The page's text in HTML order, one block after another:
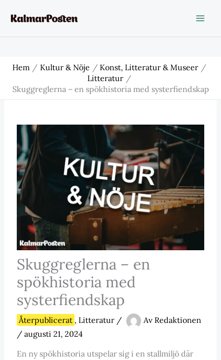
Hem Kultur & Nöje
Konst, Litteratur & Museer
Litteratur
Skuggreglerna – en spökhistoria med systerfiendskap
Skuggreglerna – en
spökhistoria med
systerfiendskap
Återpublicerat , Litteratur/ Av Redaktionen
/ augusti 21, 2024
En ny spökhistoria utspelar sig i en stallmiljö där